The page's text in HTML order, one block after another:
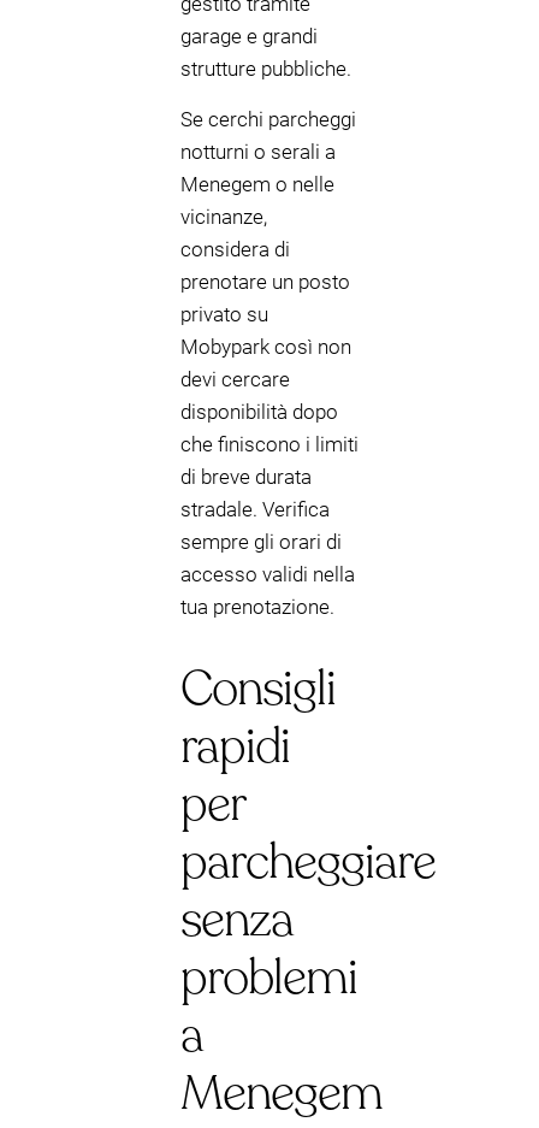
garage e grandi
strutture pubbliche.
Se cerchi parcheggi
notturni o serali a
Menegem o nelle
vicinanze,
considera di
prenotare un posto
privato su
Mobypark così non
devi cercare
disponibilità dopo
che finiscono i limiti
di breve durata
stradale. Verifica
sempre gli orari di
accesso validi nella
tua prenotazione.
Consigli
rapidi
per
parcheggiare
senza
problemi
a
Menegem